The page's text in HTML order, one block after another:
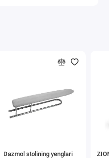
Dazmol stolining yenglari